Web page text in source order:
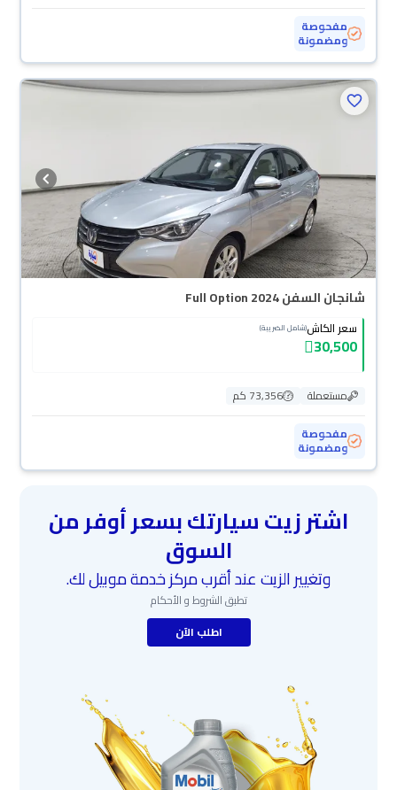
مفحوصة
ومضمونة
شانجان السفن Full Option 2024
سعر الكاش(شامل الضريبة)
30,500
مستعملة
73,356 كم
مفحوصة
ومضمونة
اشتر زيت سيارتك بسعر أوفر من
السوق
وتغيير الزيت عند أقرب مركز خدمة موبيل لك.
تطبق الشروط و الأحكام
اطلب الآن